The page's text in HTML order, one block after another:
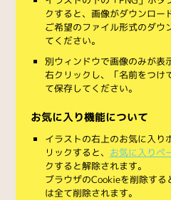
クすると、画像がダウンロー
ご希望のファイル形式のダウ
てください。
別ウィンドウで画像のみが表
右クリックし、「名前をつけ
て保存してください。
お気に入り機能について
イラストの右上のお気に入り
リックすると、 お気に入りペ
クすると解除されます。
ブラウザのCookieを削除す
は全て削除されます。